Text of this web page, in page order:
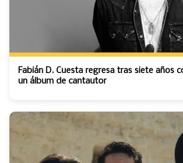
Fabián D. Cuesta regresa tras siete años
un álbum de cantautor